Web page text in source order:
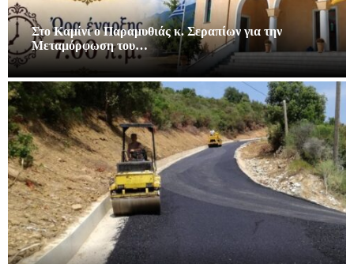
Στο Καμίνι ο Παραμυθιάς κ. Σεραπίων για την
Μεταμόρφωση του…